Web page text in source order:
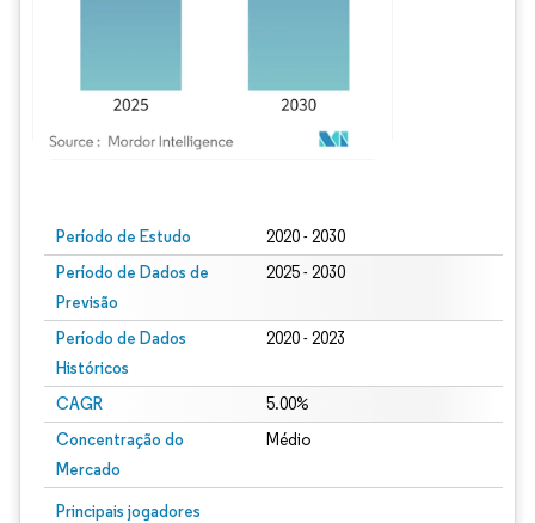
Período de Estudo 2020 - 2030
Período de Dados de
Previsão
2025 - 2030
Período de Dados
Históricos
2020 - 2023
CAGR 5.00%
Concentração do
Mercado
Médio
Principais jogadores